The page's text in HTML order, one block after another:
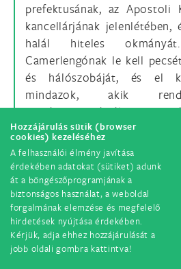
Hozzájárulás sütik (browser
cookies) kezeléséhez
A felhasználói élmény javítása
érdekében adatokat (sütiket) adunk
át a böngészőprogramjának a
biztonságos használat, a weboldal
forgalmának elemzése és megfelelő
hirdetések nyújtása érdekében.
Kérjük, adja ehhez hozzájárulását a
jobb oldali gombra kattintva!
prefektusának, az Apostoli
kancellárjának
halál hiteles
Camerlengónak le kell
és hálószobáját, és el
mindazok, akik
magánlakosztályában
temetéséig ott
pápai lakosztályt
halálhírt Róma Bíboros
értesítéssel tudatja azt Róma
Bazilika Bíboros esperesével.
Vatikáni Apostoli Palotát
vagy megbízottja által – a
Gandolfó-i palotákat, s